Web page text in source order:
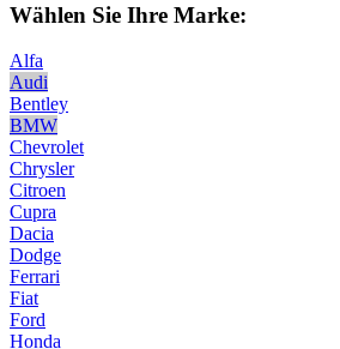
Wählen Sie Ihre Marke:
Alfa
Audi
Bentley
BMW
Chevrolet
Chrysler
Citroen
Cupra
Dacia
Dodge
Ferrari
Fiat
Ford
Honda